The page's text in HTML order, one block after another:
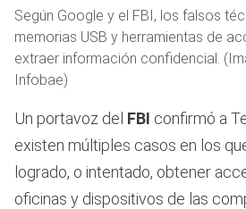
Según Google y el FBI, los falsos
memorias USB y herramientas de
extraer información confidencial.
Infobae)
Un portavoz del FBI confirmó a
existen múltiples casos en los
logrado, o intentado, obtener
oficinas y dispositivos de las